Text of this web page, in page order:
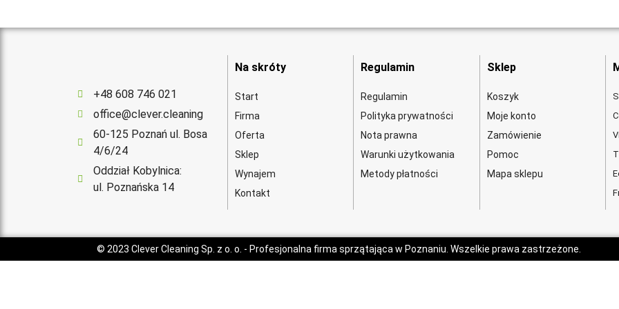
+48 608 746 021
office@clever.cleaning
60-125 Poznań ul. Bosa
4/6/24
Oddział Kobylnica:
ul. Poznańska 14
Na skróty
Start
Firma
Oferta
Sklep
Wynajem
Kontakt
Regulamin
Regulamin
Polityka prywatności
Nota prawna
Warunki użytkowania
Metody płatności
Sklep
Koszyk
Moje konto
Zamówienie
Pomoc
Mapa sklepu
© 2023 Clever Cleaning Sp. z o. o. - Profesjonalna firma sprzątająca w Poznaniu. Wszelkie prawa zastrzeżone.